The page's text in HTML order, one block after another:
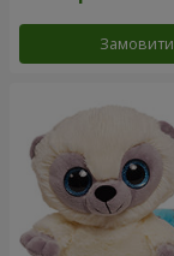
Замовити